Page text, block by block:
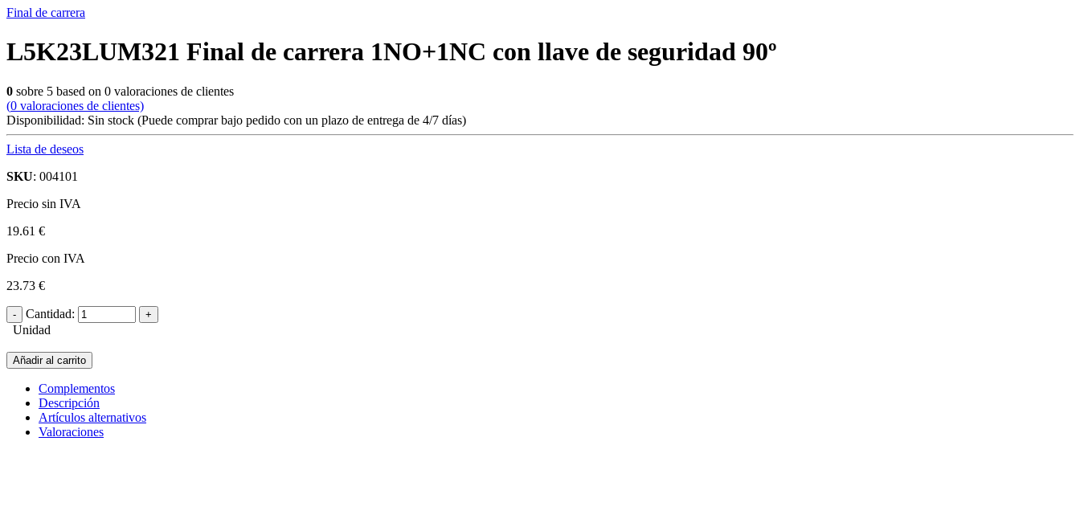
Final de carrera
L5K23LUM321 Final de carrera 1NO+1NC con llave de seguridad 90º
0 sobre 5 based on 0 valoraciones de clientes
(0 valoraciones de clientes)
Disponibilidad: Sin stock (Puede comprar bajo pedido con un plazo de entrega de 4/7 días)
Lista de deseos
SKU: 004101
Precio sin IVA
19.61 €
Precio con IVA
23.73 €
Cantidad:
Unidad
Añadir al carrito
Complementos
Descripción
Artículos alternativos
Valoraciones